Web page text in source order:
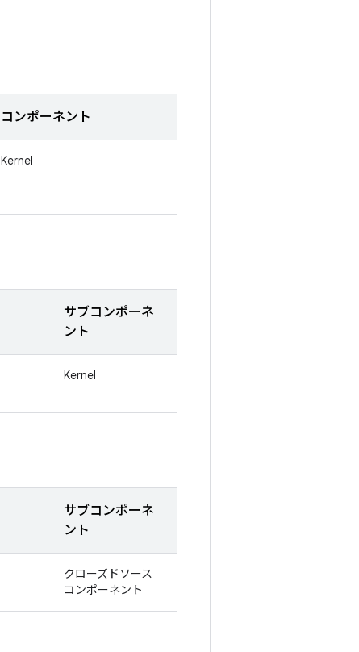
コンポーネント
Kernel
サブコンポーネ
ント
Kernel
サブコンポーネ
ント
クローズドソース
コンポーネント